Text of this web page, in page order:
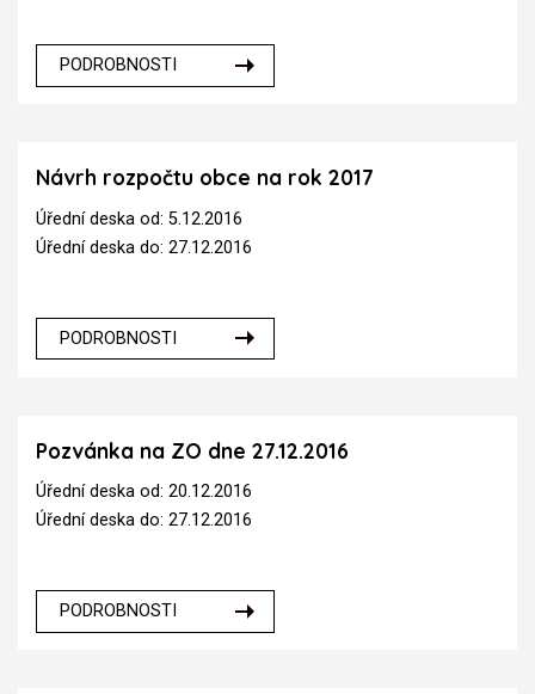
PODROBNOSTI
Návrh rozpočtu obce na rok 2017
Úřední deska od: 5.12.2016
Úřední deska do: 27.12.2016
PODROBNOSTI
Pozvánka na ZO dne 27.12.2016
Úřední deska od: 20.12.2016
Úřední deska do: 27.12.2016
PODROBNOSTI